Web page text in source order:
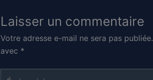
Laisser un commentaire
Votre adresse e-mail ne sera pas publiée.
avec *
Écrivez